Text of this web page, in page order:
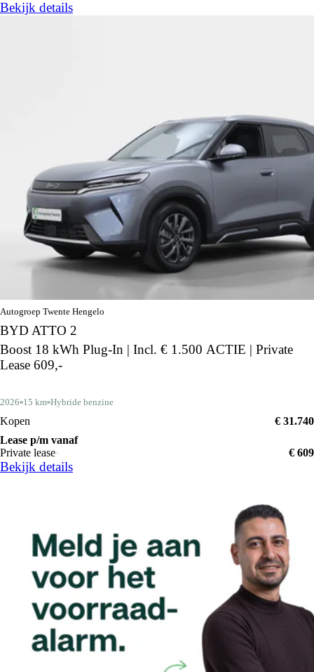
Bekijk details
Autogroep Twente Hengelo
BYD ATTO 2
Boost 18 kWh Plug-In | Incl. € 1.500 ACTIE | Private
Lease 609,-
2026 15 km Hybride benzine
Kopen
€ 31.740
Lease p/m vanaf
Private lease
€ 609
Bekijk details